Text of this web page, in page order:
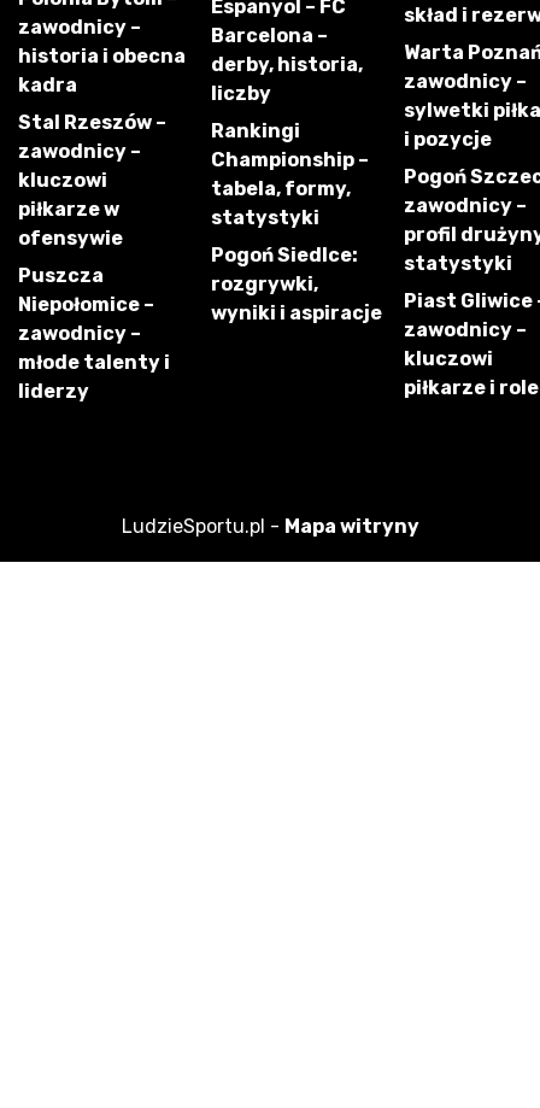
zawodnicy –
historia i obecna
kadra
Stal Rzeszów –
zawodnicy –
kluczowi
piłkarze w
ofensywie
Puszcza
Niepołomice –
zawodnicy –
młode talenty i
liderzy
Espanyol – FC
Barcelona –
derby, historia,
liczby
Rankingi
Championship –
tabela, formy,
statystyki
Pogoń Siedlce:
rozgrywki,
wyniki i aspiracje
skład i
Warta
zawodnicy –
sylwetki
i pozycje
Pogoń
zawodnicy –
profil
statystyki
Piast Gliwice
zawodnicy –
kluczowi
piłkarze i role
LudzieSportu.pl - Mapa witryny